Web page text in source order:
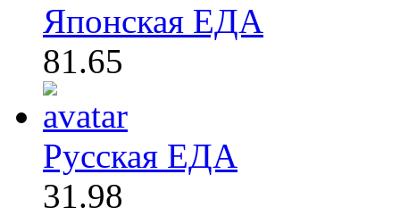
Японская ЕДА
81.65
Русская ЕДА
31.98